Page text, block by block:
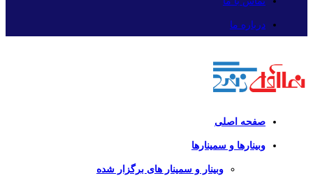
درباره ما
صفحه اصلی
وبینارها و سمینارها
وبینار و سمینار های برگزار شده